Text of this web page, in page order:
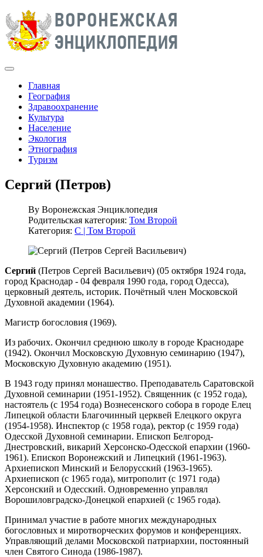
Главная
География
Здравоохранение
Культура
Население
Экология
Этнография
Туризм
Сергий (Петров)
By Воронежская Энциклопедия
Родительская категория: Том Второй
Категория: С | Том Второй
Сергий (Петров Сергей Васильевич) (05 октября 1924 года,
город Краснодар - 04 февраля 1990 года, город Одесса),
церковный деятель, историк. Почётный член Московской
Духовной академии (1964).
Магистр богословия (1969).
Из рабочих. Окончил среднюю школу в городе Краснодаре
(1942). Окончил Московскую Духовную семинарию (1947),
Московскую Духовную академию (1951).
В 1943 году принял монашество. Преподаватель Саратовской
Духовной семинарии (1951-1952). Священник (с 1952 года),
настоятель (с 1954 года) Вознесенского собора в городе Елец
Липецкой области Благочинный церквей Елецкого округа
(1954-1958). Инспектор (с 1958 года), ректор (с 1959 года)
Одесской Духовной семинарии. Епископ Белгород-
Днестровский, викарий Херсонско-Одесской епархии (1960-
1961). Епископ Воронежский и Липецкий (1961-1963).
Архиепископ Минский и Белорусский (1963-1965).
Архиепископ (с 1965 года), митрополит (с 1971 года)
Херсонский и Одесский. Одновременно управлял
Ворошиловградско-Донецкой епархией (с 1965 года).
Принимал участие в работе многих международных
богословных и миротворческих форумов и конференциях.
Управляющий делами Московской патриархии, постоянный
член Святого Синода (1986-1987).